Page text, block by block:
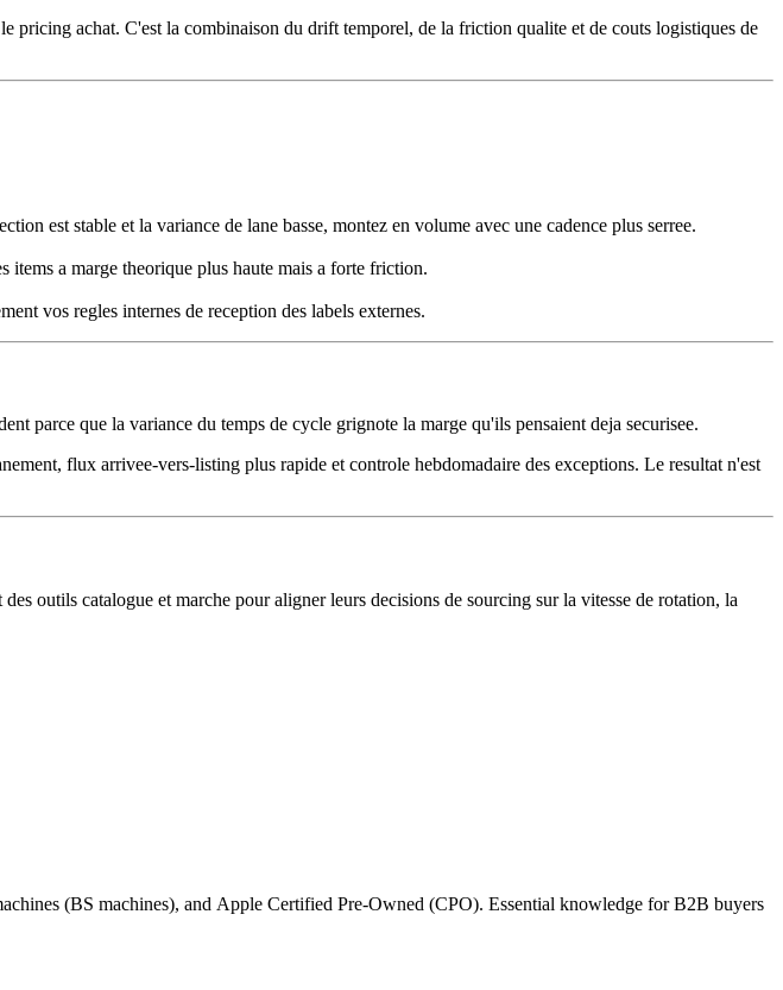
pricing achat. C'est la combinaison du drift temporel, de la friction qualite et de couts logistiques de
est stable et la variance de lane basse, montez en volume avec une cadence plus serree.
a marge theorique plus haute mais a forte friction.
vos regles internes de reception des labels externes.
parce que la variance du temps de cycle grignote la marge qu'ils pensaient deja securisee.
flux arrivee-vers-listing plus rapide et controle hebdomadaire des exceptions. Le resultat n'est
outils catalogue et marche pour aligner leurs decisions de sourcing sur la vitesse de rotation, la
(BS machines), and Apple Certified Pre-Owned (CPO). Essential knowledge for B2B buyers